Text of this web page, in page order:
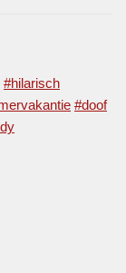
#hilarisch
#doof